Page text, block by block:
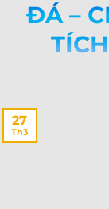
ĐÁ –
27
Th3